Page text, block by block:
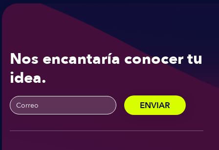
Nos encantaría conocer tu
idea.